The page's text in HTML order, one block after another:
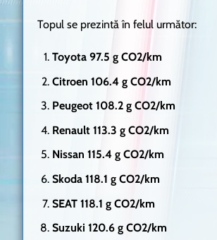
Topul se prezintă în felul următor:
Toyota 97.5 g CO2/km
Citroen 106.4 g CO2/km
Peugeot 108.2 g CO2/km
Renault 113.3 g CO2/km
Nissan 115.4 g CO2/km
Skoda 118.1 g CO2/km
SEAT 118.1 g CO2/km
Suzuki 120.6 g CO2/km